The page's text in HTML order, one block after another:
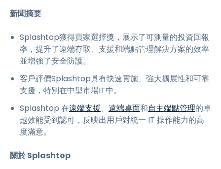
新聞摘要
Splashtop獲得買家選擇獎，展示了可測量的投資回報
率，提升了遠端存取、支援和端點管理解決方案的效率
並增強了安全防護。
客戶評價Splashtop具有快速實施、強大擴展性和可靠
支援，特別在中型市場IT中。
Splashtop 在遠端支援、 遠端桌面和自主端點管理的卓
越效能受到認可，反映出用戶對統一 IT 操作能力的高
度滿意。
關於 Splashtop